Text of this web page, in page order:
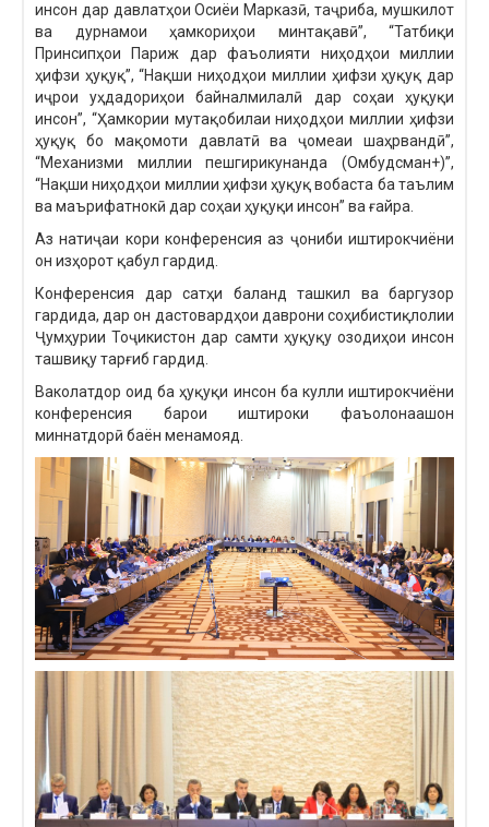
инсон дар давлатҳои Осиёи Марказӣ, таҷриба, мушкилот
ва дурнамои ҳамкориҳои минтақавӣ”, “Татбиқи
Принсипҳои Париж дар фаъолияти ниҳодҳои миллии
ҳифзи ҳуқуқ”, “Нақши ниҳодҳои миллии ҳифзи ҳуқуқ дар
иҷрои уҳдадориҳои байналмилалӣ дар соҳаи ҳуқуқи
инсон”, “Ҳамкории мутақобилаи ниҳодҳои миллии ҳифзи
ҳуқуқ бо мақомоти давлатӣ ва ҷомеаи шаҳрвандӣ”,
“Механизми миллии пешгирикунанда (Омбудсман+)”,
“Нақши ниҳодҳои миллии ҳифзи ҳуқуқ вобаста ба таълим
ва маърифатнокӣ дар соҳаи ҳуқуқи инсон” ва ғайра.
Аз натиҷаи кори конференсия аз ҷониби иштирокчиёни
он изҳорот қабул гардид.
Конференсия дар сатҳи баланд ташкил ва баргузор
гардида, дар он дастовардҳои даврони соҳибистиқлолии
Ҷумҳурии Тоҷикистон дар самти ҳуқуқу озодиҳои инсон
ташвиқу тарғиб гардид.
Ваколатдор оид ба ҳуқуқи инсон ба кулли иштирокчиёни
конференсия барои иштироки фаъолонаашон
миннатдорӣ баён менамояд.